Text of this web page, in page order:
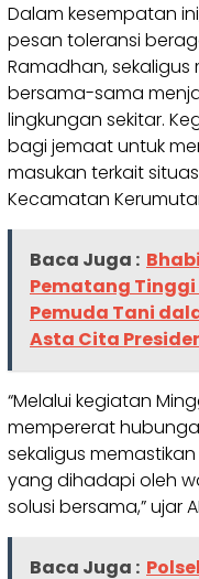
Dalam kesempatan
pesan toleransi
Ramadhan,
bersama-sama
lingkungan sekitar.
bagi jemaat untuk
masukan terkait
Kecamatan
Baca Juga :
Pematang
Pemuda Tani
Asta Cita
“Melalui kegiatan
mempererat
sekaligus
yang dihadapi oleh
solusi bersama,” ujar
Baca Juga :